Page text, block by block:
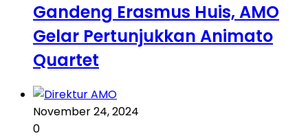
Gandeng Erasmus Huis, AMO
Gelar Pertunjukkan Animato
Quartet
November 24, 2024
0